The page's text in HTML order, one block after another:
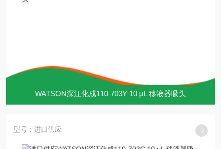
WATSON深江化成110-703Y 10 μL 移液器吸头
型号：进口供应